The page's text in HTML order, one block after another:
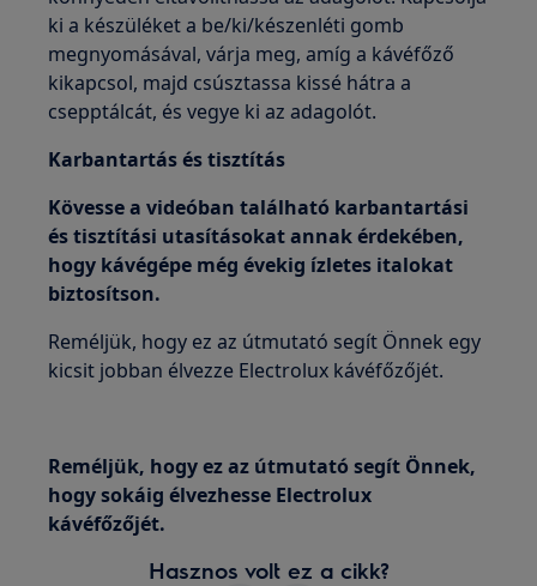
ki a készüléket a be/ki/készenléti gomb
megnyomásával, várja meg, amíg a kávéfőző
kikapcsol, majd csúsztassa kissé hátra a
csepptálcát, és vegye ki az adagolót.
Karbantartás és tisztítás
Kövesse a videóban található karbantartási
és tisztítási utasításokat annak érdekében,
hogy kávégépe még évekig ízletes italokat
biztosítson.
Reméljük, hogy ez az útmutató segít Önnek egy
kicsit jobban élvezze Electrolux kávéfőzőjét.
Reméljük, hogy ez az útmutató segít Önnek,
hogy sokáig élvezhesse Electrolux
kávéfőzőjét.
Hasznos volt ez a cikk?